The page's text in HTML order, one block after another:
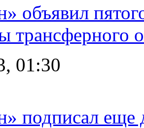
объявил
трансферного
01:30
подписал еще